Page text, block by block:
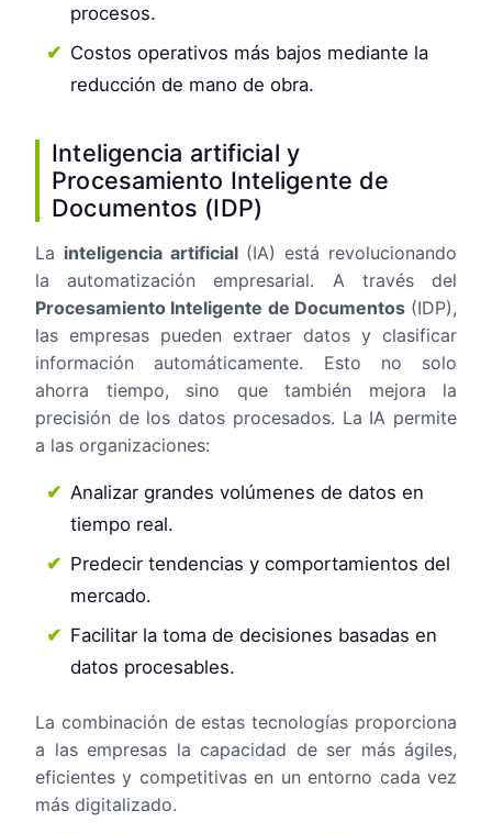
procesos.
Costos operativos más bajos mediante la
reducción de mano de obra.
Inteligencia artificial y
Procesamiento Inteligente de
Documentos (IDP)
La inteligencia artificial(IA) está revolucionando
la automatización empresarial. A través del
Procesamiento Inteligente de Documentos(IDP),
las empresas pueden extraer datos y clasificar
información automáticamente. Esto no solo
ahorra tiempo, sino que también mejora la
precisión de los datos procesados. La IA permite
a las organizaciones:
Analizar grandes volúmenes de datos en
tiempo real.
Predecir tendencias y comportamientos del
mercado.
Facilitar la toma de decisiones basadas en
datos procesables.
La combinación de estas tecnologías proporciona
a las empresas la capacidad de ser más ágiles,
eficientes y competitivas en un entorno cada vez
más digitalizado.